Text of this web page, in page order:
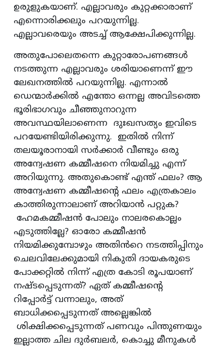
ഉരുളുകയാണ്. എല്ലാവരും കുറ്റക്കാരാണ്
എന്നൊരിക്കലും പറയുന്നില്ല.
എല്ലാവരെയും അടച്ച് ആക്ഷേപിക്കുന്നില്ല.
അതുപോലെതന്നെ കുറ്റാരോപണങ്ങൾ
നടത്തുന്ന എല്ലാവരും ശരിയാണെന്ന് ഈ
ലേഖനത്തിൽ പറയുന്നില്ല. എന്നാൽ
ഡെന്മാർക്കിൽ എന്തോ ഒന്നല്ല അവിടത്തെ
ഭൂരിഭാഗവും ചീഞ്ഞുനാറുന്ന
അവസ്ഥയിലാണെന്ന ദുഃഖസത്യം ഇവിടെ
പറയേണ്ടിയിരിക്കുന്നു. ഇതിൽ നിന്ന്
തലയൂരാനായി സർക്കാർ വീണ്ടും ഒരു
അന്വേഷണ കമ്മീഷനെ നിയമിച്ചു എന്ന്
അറിയുന്നു. അതുകൊണ്ട് എന്ത് ഫലം? ആ
അന്വേഷണ കമ്മീഷന്റെ ഫലം എത്രകാലം
കാത്തിരുന്നാലാണ് അറിയാൻ പറ്റുക?
ഹേമകമ്മീഷൻ പോലും നാലരകൊല്ലം
എടുത്തില്ലേ? ഓരോ കമ്മീഷൻ
നിയമിക്കുമ്പോഴും അതിൻറെ നടത്തിപ്പിനും
ചെലവിലേക്കുമായി നികുതി ദായകരുടെ
പോക്കറ്റിൽ നിന്ന് എത്ര കോടി രൂപയാണ്
നഷ്ടപ്പെടുന്നത്? ഏത് കമ്മീഷന്റെ
റിപ്പോർട്ട് വന്നാലും, അത്
ബാധിക്കപ്പെടുന്നത് അല്ലെങ്കിൽ
ശിക്ഷിക്കപ്പെടുന്നത് പണവും പിന്തുണയും
ഇല്ലാത്ത ചില ദുർബലർ, കൊച്ചു മീനുകൾ